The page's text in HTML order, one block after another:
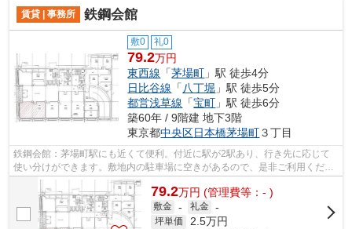
賃貸 | 事務所 鉄鋼会館
敷0 礼0
79.2万円
東西線 「茅場町 」駅 徒歩4分
日比谷線 「 八丁堀 」駅 徒歩5分
都営浅草線 「宝町 」駅 徒歩6分
築60年 / 9階建 地下3階
東京都中央区日本橋茅場町３丁目
鉄鋼会館：茅場町駅にも近くて便利。付近に駅が2駅あり、行き先に応じて
使い分けができます。敷地内の駐車場に空きがあるので、是非ご利用くださ
い。周辺には、徒歩4分で利用できる駅...
79.2万円 (管理費等：- )
敷金 - 礼金 -
坪単価 2.5万円